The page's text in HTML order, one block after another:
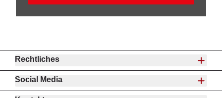
Rechtliches
Social Media